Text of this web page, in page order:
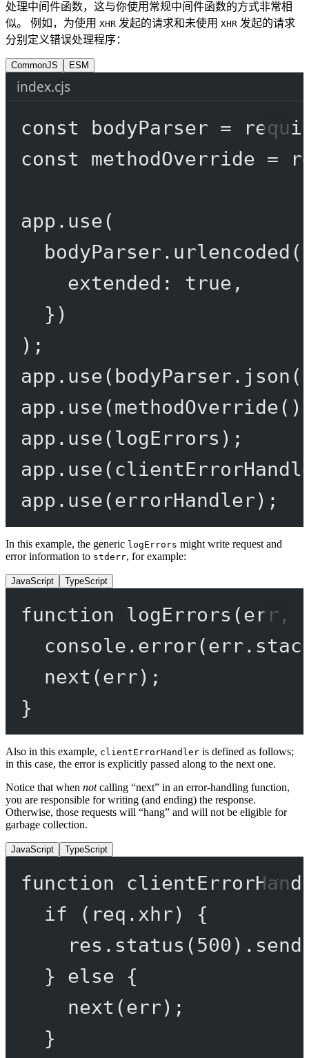
处理中间件函数，这与你使用常规中间件函数的方式非常相
似。 例如，为使用 XHR 发起的请求和未使用 XHR 发起的请求
分别定义错误处理程序：
CommonJS ESM
index.cjs
const bodyParser =
const
methodOverride =
app. use(
bodyParser. urlencoded
extended: true ,
})
);
app. use(bodyParser. json
app. use(methodOverride
app. use(logErrors);
app. use
app. use(errorHandler);
In this example, the generic logErrors might write request and
error information to stderr, for example:
JavaScript TypeScript
function logErrors (err,
console. error
next (err);
}
Also in this example, clientErrorHandler is defined as follows;
in this case, the error is explicitly passed along to the next one.
Notice that when notcalling “next” in an error-handling function,
you are responsible for writing (and ending) the response.
Otherwise, those requests will “hang” and will not be eligible for
garbage collection.
JavaScript TypeScript
function
if (req.xhr) {
res. status ( 500 ). send
} else {
next (err);
}